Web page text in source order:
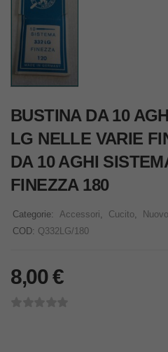
BUSTINA DA 10
LG NELLE VARIE
DA 10 AGHI
FINEZZA 180
Categorie: Accessori Cucito Nuovo
COD: Q332LG/180
8,00€